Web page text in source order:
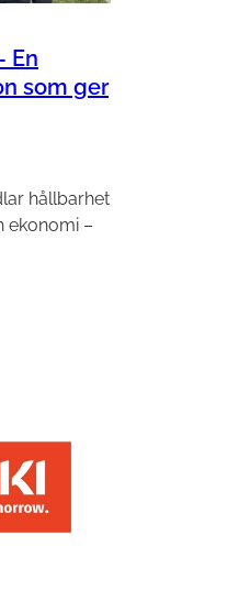
En
som ger
hållbarhet
ekonomi –